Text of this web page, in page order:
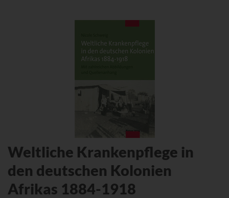
Weltliche Krankenpflege in
den deutschen Kolonien
Afrikas 1884-1918